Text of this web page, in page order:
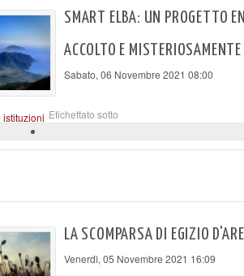
SMART ELBA: UN PROGETTO
ACCOLTO E MISTERIOSAMENTE
Sabato, 06 Novembre 2021 08:00
istituzioni Etichettato sotto
LA SCOMPARSA DI EGIZIO
Venerdì, 05 Novembre 2021 16:09